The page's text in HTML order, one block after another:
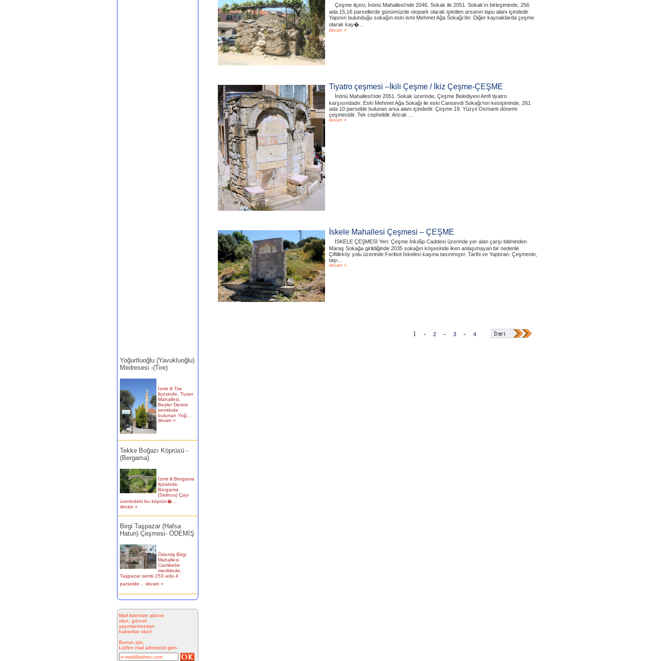
Medresesi -(Tire)
ilçesinde, Turan
Mahallesi,
Beyler Deresi
semtinde
bulunan Yoğ...
devam »
Tekke Boğazı Köprüsü -
(Bergama)
ilçesinde,
Bergama
(Selinus) Çayı
üzerindeki bu köprün�...
devam »
Birgi Taşpazar (Hafsa
Hatun) Çeşmesi- ÖDEMİŞ
Mahallesi
Camikebir
mevkiinde,
Taşpazar semti 253 ada 4
parselde... devam »
Kitabesiz Çeşmeler 4-
alan çarşı
bitiminde...
devam »
Mail listemize abone
olun, güncel
yayınlarımızdan
haberdar olun!
Bunun için,
Lütfen mail adresinizi girin.
Çeşme ilçesi, İnönü Mahallesi'nde 2046. Sokak ile 2051. Sokak’ın birleşiminde, 256
ada 15,16 parsellerde günümüzde otopark olarak işletilen arsanın tapu alanı içindedir.
Yapının bulunduğu sokağın eski ismi Mehmet Ağa Sokağı’dır. Diğer kaynaklarda çeşme
olarak kay�...
devam »
Tiyatro çeşmesi –İkili Çeşme / İkiz Çeşme-ÇEŞME
İnönü Mahallesi'nde 2051. Sokak üzerinde, Çeşme Belediyesi Amfi tiyatro
karşısındadır. Eski Mehmet Ağa Sokağı ile eski Cansevdi Sokağı’nın kesişiminde, 261
ada 10 parselde bulunan arsa alanı içindedir. Çeşme 19. Yüzyıl Osmanlı dönemi
çeşmesidir. Tek cephelidir. Ancak ...
devam »
İskele Mahallesi Çeşmesi – ÇEŞME
İSKELE ÇEŞMESİ Yeri: Çeşme İnkılâp Caddesi üzerinde yer alan çarşı bitiminden
Maraş Sokağa girildiğinde 2035 sokağın köşesinde iken anlaşımayan bir nedenle
Çiftlikköy yolu üzerinde Feribot İskelesi kaşına tasınmıştır. Tarihi ve Yaptıran: Çeşmenin,
taşı...
devam »
1 - 2 - 3 - 4